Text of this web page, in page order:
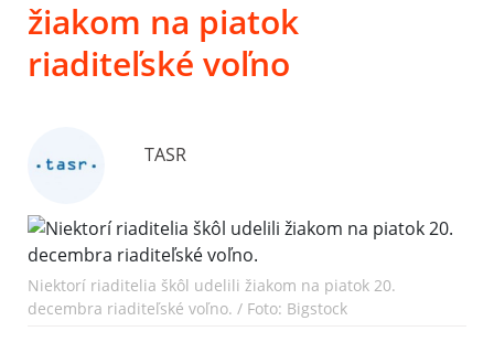
žiakom na piatok
riaditeľské voľno
TASR
Niektorí riaditelia škôl udelili žiakom na piatok 20.
decembra riaditeľské voľno. / Foto: Bigstock